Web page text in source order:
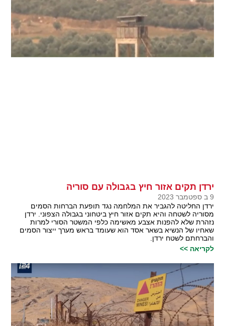
ירדן תקים אזור חיץ בגבולה עם סוריה
9 ב ספטמבר 2023
ירדן החליטה להגביר את המלחמה נגד תופעת הברחות הסמים
מסוריה לשטחה והיא תקים אזור חיץ ביטחוני בגבולה הצפוני. ירדן
נזהרת שלא להפנות אצבע מאשימה כלפי המשטר הסורי למרות
שאחיו של הנשיא בשאר אסד הוא שעומד בראש מערך ייצור הסמים
והברחתם לשטח ירדן.
לקריאה >>